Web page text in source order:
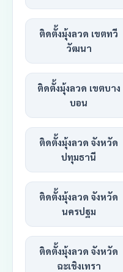
ติดตั้งมุ้งลวด เขตทวี
วัฒนา
ติดตั้งมุ้งลวด เขตบาง
บอน
ติดตั้งมุ้งลวด จังหวัด
ปทุมธานี
ติดตั้งมุ้งลวด จังหวัด
นครปฐม
ติดตั้งมุ้งลวด จังหวัด
ฉะเชิงเทรา